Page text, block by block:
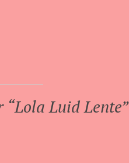
“Lola Luid Lente”